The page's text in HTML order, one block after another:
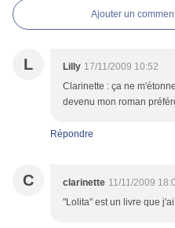
Ajouter un
L Lilly 17/11/2009 10:52
Clarinette : ça ne
devenu mon roman
Répondre
C clarinette 11/11/2009
"Lolita" est un livre que